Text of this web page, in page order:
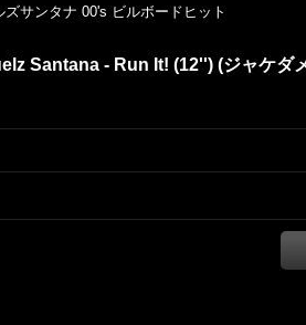
サンタナ 00's ビルボードヒット
Santana - Run It! (12'') (ジャケダ